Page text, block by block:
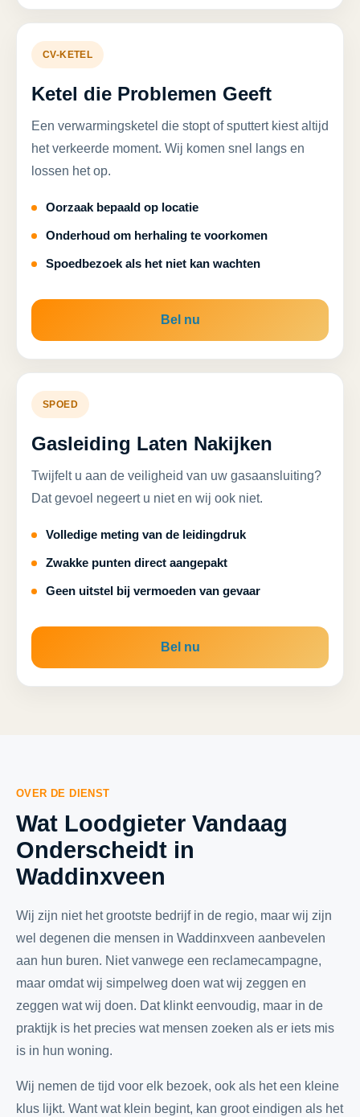
CV-KETEL
Ketel die Problemen Geeft
Een verwarmingsketel die stopt of sputtert kiest altijd
het verkeerde moment. Wij komen snel langs en
lossen het op.
Oorzaak bepaald op locatie
Onderhoud om herhaling te voorkomen
Spoedbezoek als het niet kan wachten
Bel nu
SPOED
Gasleiding Laten Nakijken
Twijfelt u aan de veiligheid van uw gasaansluiting?
Dat gevoel negeert u niet en wij ook niet.
Volledige meting van de leidingdruk
Zwakke punten direct aangepakt
Geen uitstel bij vermoeden van gevaar
Bel nu
OVER DE DIENST
Wat Loodgieter Vandaag
Onderscheidt in
Waddinxveen
Wij zijn niet het grootste bedrijf in de regio, maar wij zijn
wel degenen die mensen in Waddinxveen aanbevelen
aan hun buren. Niet vanwege een reclamecampagne,
maar omdat wij simpelweg doen wat wij zeggen en
zeggen wat wij doen. Dat klinkt eenvoudig, maar in de
praktijk is het precies wat mensen zoeken als er iets mis
is in hun woning.
Wij nemen de tijd voor elk bezoek, ook als het een kleine
klus lijkt. Want wat klein begint, kan groot eindigen als het